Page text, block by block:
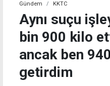
Gündem KKTC
Aynı suçu
bin 900 kilo
ancak ben
getirdim